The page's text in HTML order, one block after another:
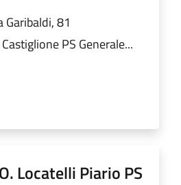
Garibaldi, 81
PS Generale...
Locatelli Piario PS